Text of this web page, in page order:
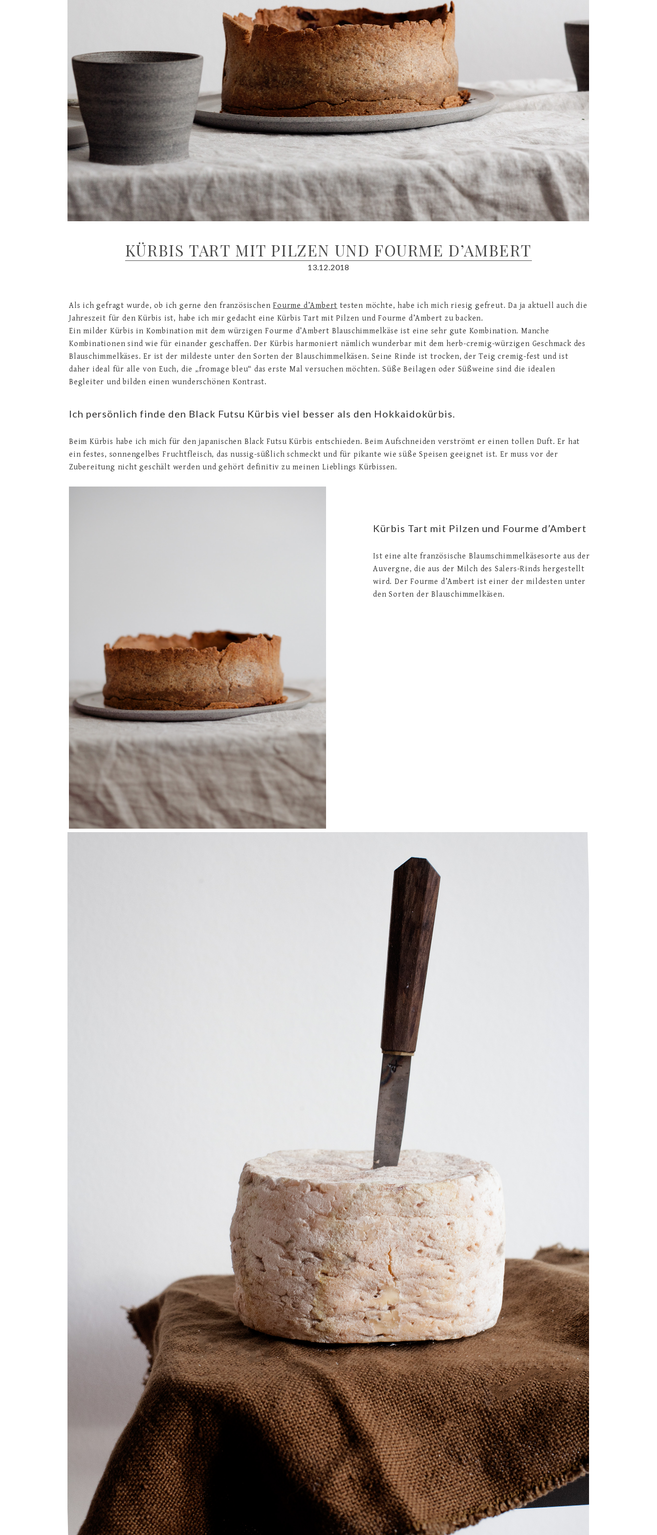
KÜRBIS TART MIT PILZEN UND FOURME D’AMBERT
13.12.2018
Als ich gefragt wurde, ob ich gerne den französischenFourme d’Ambert testen möchte, habe ich mich riesig gefreut. Da ja aktuell auch die
Jahreszeit für den Kürbis ist, habe ich mir gedacht eine Kürbis Tart mit Pilzen und Fourme d’Ambert zu backen.
Ein milder Kürbis in Kombination mit dem würzigen Fourme d’Ambert Blauschimmelkäse ist eine sehr gute Kombination. Manche
Kombinationen sind wie für einander geschaffen. Der Kürbis harmoniert nämlich wunderbar mit dem herb-cremig-würzigen Geschmack des
Blauschimmelkäses. Er ist der mildeste unter den Sorten der Blauschimmelkäsen. Seine Rinde ist trocken, der Teig cremig-fest und ist
daher ideal für alle von Euch, die „fromage bleu“ das erste Mal versuchen möchten. Süße Beilagen oder Süßweine sind die idealen
Begleiter und bilden einen wunderschönen Kontrast.
Ich persönlich finde den Black Futsu Kürbis viel besser als den Hokkaidokürbis.
Beim Kürbis habe ich mich für den japanischen Black Futsu Kürbis entschieden. Beim Aufschneiden verströmt er einen tollen Duft. Er hat
ein festes, sonnengelbes Fruchtfleisch, das nussig-süßlich schmeckt und für pikante wie süße Speisen geeignet ist. Er muss vor der
Zubereitung nicht geschält werden und gehört definitiv zu meinen Lieblings Kürbissen.
Kürbis Tart mit Pilzen und Fourme d’Ambert
Ist eine alte französische Blaumschimmelkäsesorte aus der
Auvergne, die aus der Milch des Salers-Rinds hergestellt
wird. Der Fourme d’Ambert ist einer der mildesten unter
den Sorten der Blauschimmelkäsen.